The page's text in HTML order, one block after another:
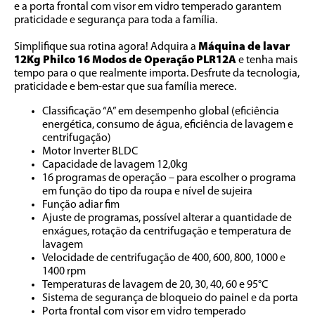
e a porta frontal com visor em vidro temperado garantem
praticidade e segurança para toda a família.
Simplifique sua rotina agora! Adquira a Máquina de lavar
12Kg Philco 16 Modos de Operação PLR12A e tenha mais
tempo para o que realmente importa. Desfrute da tecnologia,
praticidade e bem-estar que sua família merece.
Classificação “A” em desempenho global (eficiência
energética, consumo de água, eficiência de lavagem e
centrifugação)
Motor Inverter BLDC
Capacidade de lavagem 12,0kg
16 programas de operação – para escolher o programa
em função do tipo da roupa e nível de sujeira
Função adiar fim
Ajuste de programas, possível alterar a quantidade de
enxágues, rotação da centrifugação e temperatura de
lavagem
Velocidade de centrifugação de 400, 600, 800, 1000 e
1400 rpm
Temperaturas de lavagem de 20, 30, 40, 60 e 95°C
Sistema de segurança de bloqueio do painel e da porta
Porta frontal com visor em vidro temperado